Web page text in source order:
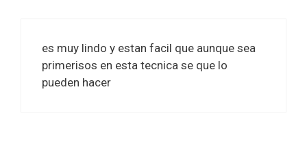
es muy lindo y estan facil que aunque sea
primerisos en esta tecnica se que lo
pueden hacer